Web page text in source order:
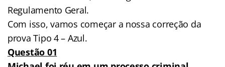
Regulamento Geral.
Com isso, vamos começar a nossa correção da
prova Tipo 4 – Azul.
Questão 01